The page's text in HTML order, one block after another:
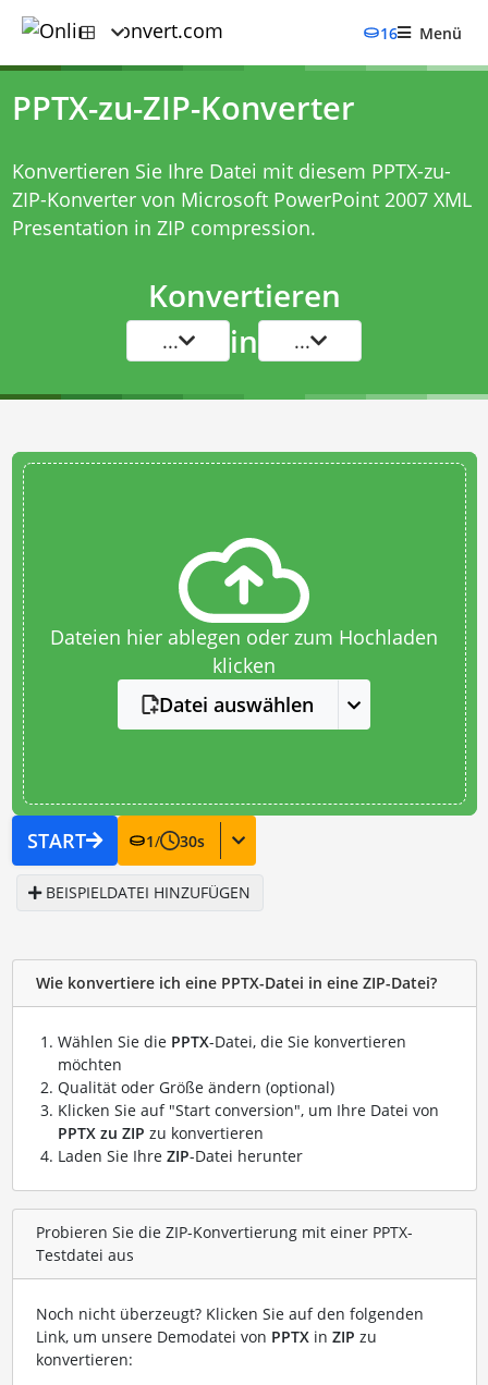
16 Menü
PPTX-zu-ZIP-Konverter
Konvertieren Sie Ihre Datei mit diesem PPTX-zu-
ZIP-Konvertervon Microsoft PowerPoint 2007 XML
Presentation in ZIP compression.
Konvertieren
... in ...
Dateien hier ablegen oder zum Hochladen
klicken
Datei auswählen
START 1/ 30s
BEISPIELDATEI HINZUFÜGEN
Wie konvertiere ich eine PPTX-Datei in eine ZIP-Datei?
Wählen Sie die PPTX-Datei, die Sie konvertieren
möchten
Qualität oder Größe ändern (optional)
Klicken Sie auf "Start conversion", um Ihre Datei von
PPTX zu ZIP zu konvertieren
Laden Sie Ihre ZIP-Datei herunter
Probieren Sie die ZIP-Konvertierung mit einer PPTX-
Testdatei aus
Noch nicht überzeugt? Klicken Sie auf den folgenden
Link, um unsere Demodatei von PPTXin ZIP zu
konvertieren: